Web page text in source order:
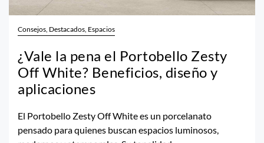
Consejos, Destacados, Espacios
¿Vale la pena el Portobello Zesty
Off White? Beneficios, diseño y
aplicaciones
El Portobello Zesty Off White es un porcelanato
pensado para quienes buscan espacios luminosos,